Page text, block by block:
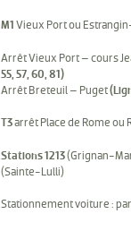
M1 Vieux Port ou
Arrêt Vieux Port – cours
55, 57, 60, 81)
Arrêt Breteuil – Puget
T3arrêt Place de Rome ou
Stations 1213(Grignan-
(Sainte-Lulli)
Stationnement voiture :